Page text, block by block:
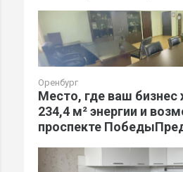
Оренбург
Место, где ваш бизнес
234,4 м² энергии и
проспекте